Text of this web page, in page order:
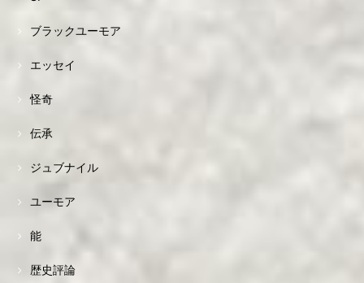
ブラックユーモア
エッセイ
怪奇
伝承
ジュブナイル
ユーモア
能
歴史評論